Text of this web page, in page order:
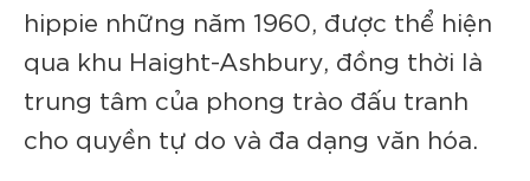
hippie những năm 1960, được thể hiện
qua khu Haight-Ashbury, đồng thời là
trung tâm của phong trào đấu tranh
cho quyền tự do và đa dạng văn hóa.